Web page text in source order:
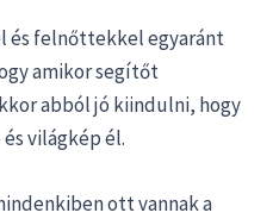
és felnőttekkel egyaránt
amikor segítőt
abból jó kiindulni, hogy
világkép él.
ott vannak a